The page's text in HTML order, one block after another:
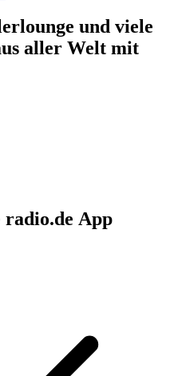
und viele
aller Welt mit
radio.de App